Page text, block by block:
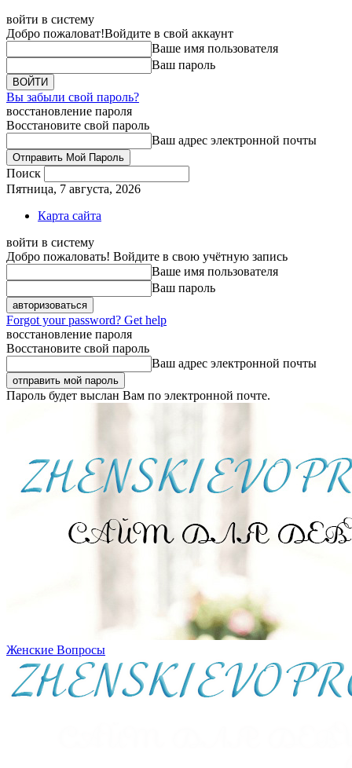
войти в систему
Добро пожаловат!Войдите в свой аккаунт
Ваше имя пользователя
Ваш пароль
Вы забыли свой пароль?
восстановление пароля
Восстановите свой пароль
Ваш адрес электронной почты
Поиск
Пятница, 7 августа, 2026
Карта сайта
войти в систему
Добро пожаловать! Войдите в свою учётную запись
Ваше имя пользователя
Ваш пароль
Forgot your password? Get help
восстановление пароля
Восстановите свой пароль
Ваш адрес электронной почты
Пароль будет выслан Вам по электронной почте.
Женские Вопросы